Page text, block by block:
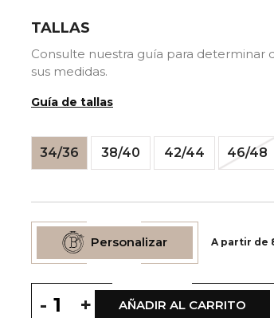
TALLAS
Consulte nuestra guía para determinar
sus medidas.
Guía de tallas
34/36 38/40 42/44 46/48
Personalizar A partir de
- + AÑADIR AL CARRITO